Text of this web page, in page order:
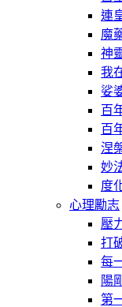
連
魔
神
我
娑
百
百
涅
妙
度
心理勵志
壓
打
每
陽
第